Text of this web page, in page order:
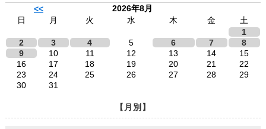
<<
2026年8月
日
月 火 水 木 金
土
1
2
3 4 5 6 7
8
9
10 11 12 13 14
15
16
17 18 19 20 21
22
23
24 25 26 27 28
29
30
31
【月別】